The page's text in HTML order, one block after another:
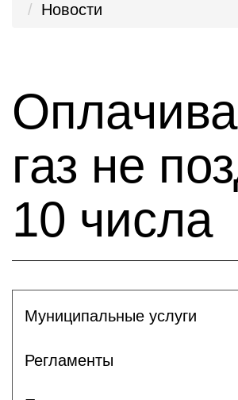
Новости
газ не
10 числа
Муниципальные услуги
Регламенты